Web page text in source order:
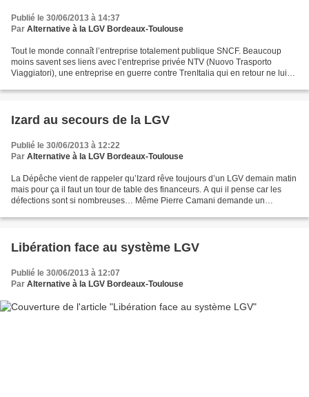
Publié le 30/06/2013 à 14:37
Par Alternative à la LGV Bordeaux-Toulouse
Tout le monde connaît l’entreprise totalement publique SNCF. Beaucoup
moins savent ses liens avec l’entreprise privée NTV (Nuovo Trasporto
Viaggiatori), une entreprise en guerre contre TrenItalia qui en retour ne lui
Izard au secours de la LGV
Publié le 30/06/2013 à 12:22
Par Alternative à la LGV Bordeaux-Toulouse
La Dépêche vient de rappeler qu’Izard rêve toujours d’un LGV demain matin
mais pour ça il faut un tour de table des financeurs. A qui il pense car les
défections sont si nombreuses… Même Pierre Camani demande un
Libération face au système LGV
Publié le 30/06/2013 à 12:07
Par Alternative à la LGV Bordeaux-Toulouse